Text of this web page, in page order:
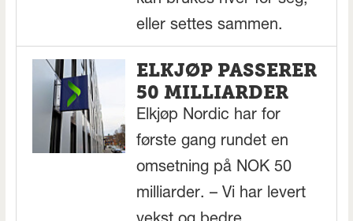
eller settes sammen.
ELKJØP PASSERER
50 MILLIARDER
Elkjøp Nordic har for
første gang rundet en
omsetning på NOK 50
milliarder. – Vi har levert